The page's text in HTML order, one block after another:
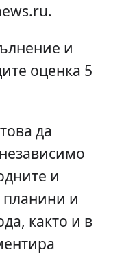
и
оценка 5
да
и
планини и
както и в